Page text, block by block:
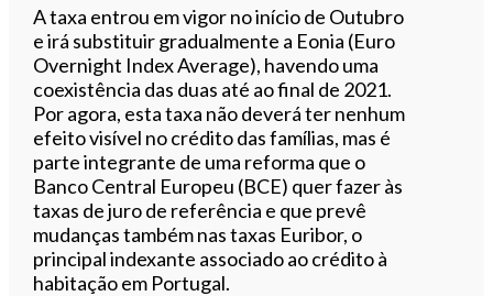
Ouvir este artigo
A taxa entrou em vigor no início de Outubro
e irá substituir gradualmente a Eonia (Euro
Overnight Index Average), havendo uma
coexistência das duas até ao final de 2021.
Por agora, esta taxa não deverá ter nenhum
efeito visível no crédito das famílias, mas é
parte integrante de uma reforma que o
Banco Central Europeu (BCE) quer fazer às
taxas de juro de referência e que prevê
mudanças também nas taxas Euribor, o
principal indexante associado ao crédito à
habitação em Portugal.